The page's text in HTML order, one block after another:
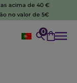
acima de 40 €
no valor de 5€
0